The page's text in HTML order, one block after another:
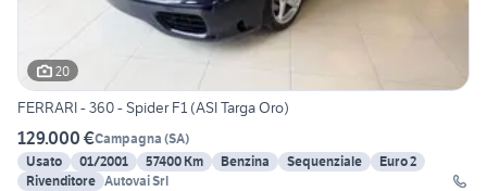
20
FERRARI - 360 - Spider F1 (ASI Targa Oro)
129.000 €Campagna (SA)
Usato
01/2001 57400 Km Benzina Sequenziale
Euro 2
Rivenditore Autovai Srl